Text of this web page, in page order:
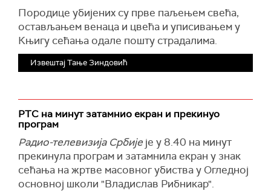
Породице убијених су прве паљењем свећа,
остављањем венаца и цвећа и уписивањем у
Књигу сећања одале пошту страдалима.
Извештај Тање Зиндовић
РТС на минут затамнио екран и прекинуо
програм
Радио-телевизија Србијеје у 8.40 на минут
прекинула програм и затамнила екран у знак
сећања на жртве масовног убиства у Огледној
основној школи "Владислав Рибникар".